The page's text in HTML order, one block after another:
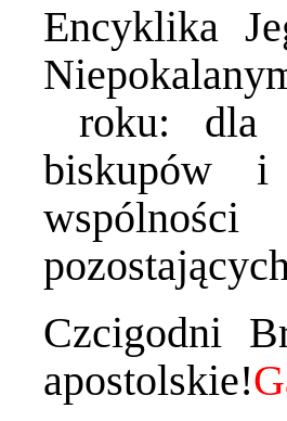
Encyklika
roku: dla
biskupów
Czcigodni
apostolskie!